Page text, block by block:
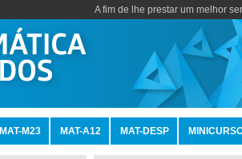
A fim de lhe prestar um melhor
MAT-M23 MAT-A12 MAT-DESP